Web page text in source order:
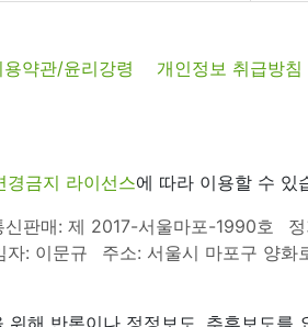
용약관/윤리강령 개인정보 취급방침
금지 라이선스에 따라 이용할 수 있
신판매: 제 2017-서울마포-1990호
자: 이문규
주소: 서울시 마포구 양
해 반론이나 정정보도, 추후보도